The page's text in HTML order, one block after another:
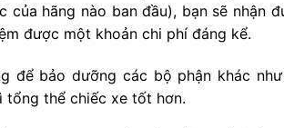
hãng nào ban đầu), bạn sẽ nhận
được một khoản chi phí đáng kể.
để bảo dưỡng các bộ phận khác
tổng thể chiếc xe tốt hơn.